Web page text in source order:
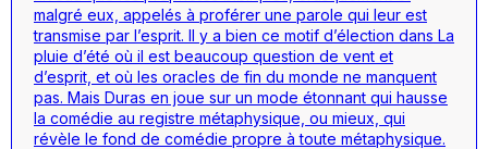
malgré eux, appelés à proférer une parole qui leur est
transmise par l’esprit. Il y a bien ce motif d’élection dans La
pluie d’été où il est beaucoup question de vent et
d’esprit, et où les oracles de fin du monde ne manquent
pas. Mais Duras en joue sur un mode étonnant qui hausse
la comédie au registre métaphysique, ou mieux, qui
révèle le fond de comédie propre à toute métaphysique.